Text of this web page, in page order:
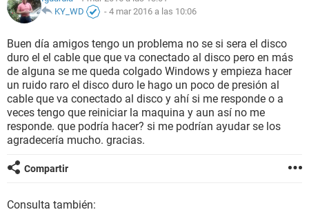
KY_WD
- 4 mar 2016 a las 10:06
Buen día amigos tengo un problema no se si sera el disco
duro el el cable que que va conectado al disco pero en más
de alguna se me queda colgado Windows y empieza hacer
un ruido raro el disco duro le hago un poco de presión al
cable que va conectado al disco y ahí si me responde o a
veces tengo que reiniciar la maquina y aun así no me
responde. que podría hacer? si me podrían ayudar se los
agradecería mucho. gracias.
Compartir
Consulta también: